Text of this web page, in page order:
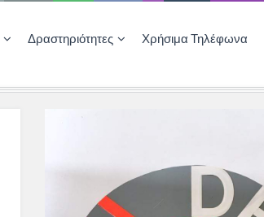
Δραστηριότητες Χρήσιμα Τηλέφωνα